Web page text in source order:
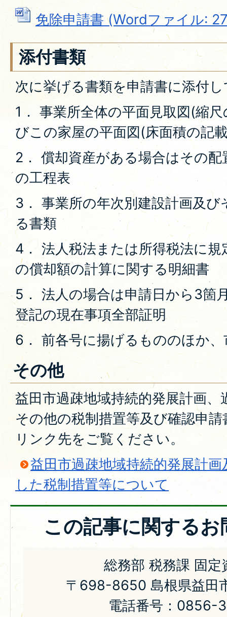
免除申請書 (Wordファイル:
添付書類
次に挙げる書類を申請書に添付
1． 事業所全体の平面見取図(縮
びこの家屋の平面図(床面積の記
2． 償却資産がある場合はその
の工程表
3． 事業所の年次別建設計画及
る書類
4． 法人税法または所得税法に
の償却額の計算に関する明細書
5． 法人の場合は申請日から3箇
登記の現在事項全部証明
6． 前各号に揚げるもののほか
その他
益田市過疎地域持続的発展計画
その他の税制措置等及び確認申
リンク先をご覧ください。
益田市過疎地域持続的発展計
した税制措置等について
この記事に関する
総務部 税務課 固定
〒698-8650 島根県益田
電話番号：0856-